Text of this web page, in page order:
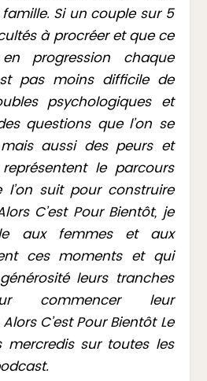
Si un couple sur 5
à procréer et que ce
progression chaque
pas moins difficile de
psychologiques et
questions que l’on se
aussi des peurs et
le parcours
suit pour construire
C’est Pour Bientôt, je
aux femmes et aux
ces moments et qui
leurs tranches
commencer leur
C’est Pour Bientôt Le
mercredis sur toutes les